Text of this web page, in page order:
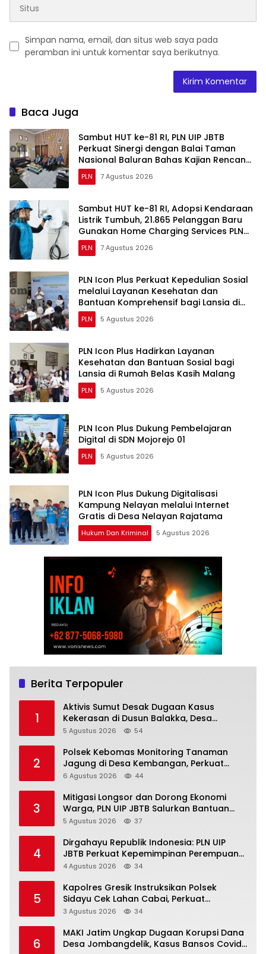
Simpan nama, email, dan situs web saya pada
peramban ini untuk komentar saya berikutnya.
Baca Juga
Sambut HUT ke-81 RI, PLN UIP JBTB
Perkuat Sinergi dengan Balai Taman
Nasional Baluran Bahas Kajian Rencana
Proyek SUTET 500 kV Paiton–
Watudodol/Kalipuro
PLN 7 Agustus 2026
Sambut HUT ke-81 RI, Adopsi Kendaraan
Listrik Tumbuh, 21.865 Pelanggan Baru
Gunakan Home Charging Services PLN
pada Semester I 2026
PLN 7 Agustus 2026
PLN Icon Plus Perkuat Kepedulian Sosial
melalui Layanan Kesehatan dan
Bantuan Komprehensif bagi Lansia di
Malang
PLN 5 Agustus 2026
PLN Icon Plus Hadirkan Layanan
Kesehatan dan Bantuan Sosial bagi
Lansia di Rumah Belas Kasih Malang
PLN 5 Agustus 2026
PLN Icon Plus Dukung Pembelajaran
Digital di SDN Mojorejo 01
PLN 5 Agustus 2026
PLN Icon Plus Dukung Digitalisasi
Kampung Nelayan melalui Internet
Gratis di Desa Nelayan Rajatama
Hukum Dan Kriminal 5 Agustus 2026
Berita Terpopuler
1
Aktivis Sumut Desak Dugaan Kasus
Kekerasan di Dusun Balakka, Desa
Gunung Malintang Diusut Tuntas
5 Agustus 2026 54
2
Polsek Kebomas Monitoring Tanaman
Jagung di Desa Kembangan, Perkuat
Dukungan Ketahanan Pangan Nasional
6 Agustus 2026 44
3
Mitigasi Longsor dan Dorong Ekonomi
Warga, PLN UIP JBTB Salurkan Bantuan
Konservasi 4.000 Pohon Aren Genjah Asal
5 Agustus 2026 37
4
Dirgahayu Republik Indonesia: PLN UIP
JBTB Perkuat Kepemimpinan Perempuan
melalui Srikandi Movement 2026
4 Agustus 2026 34
5
Kapolres Gresik Instruksikan Polsek
Sidayu Cek Lahan Cabai, Perkuat
Ketahanan Pangan dan Stabilitas Harga
3 Agustus 2026 34
6
MAKI Jatim Ungkap Dugaan Korupsi Dana
Desa Jombangdelik, Kasus Bansos Covid-